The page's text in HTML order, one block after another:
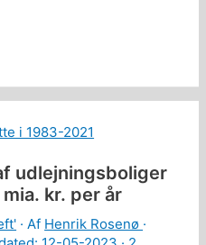
udlejningsboliger
mia. kr. per år
· Af Henrik Rosenø ·